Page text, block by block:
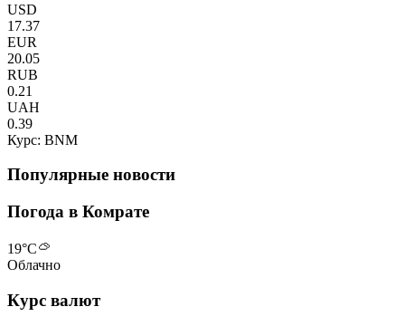
USD
17.37
EUR
20.05
RUB
0.21
UAH
0.39
Курс: BNM
Популярные новости
Погода в Комрате
19°C
Облачно
Курс валют